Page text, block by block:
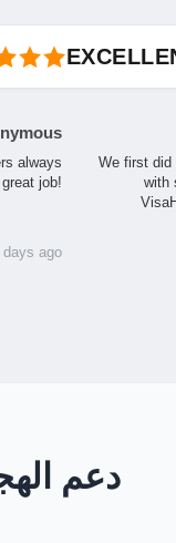
We first did
with
always
job!
days ago
دعم